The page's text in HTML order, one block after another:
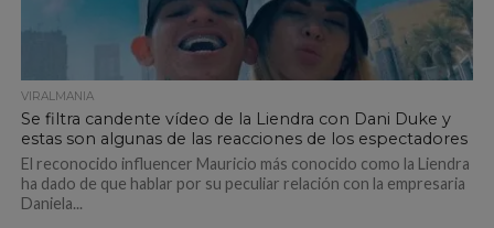
VIRALMANIA
Se filtra candente vídeo de la Liendra con Dani Duke y
estas son algunas de las reacciones de los espectadores
El reconocido influencer Mauricio más conocido como la Liendra
ha dado de que hablar por su peculiar relación con la empresaria
Daniela...